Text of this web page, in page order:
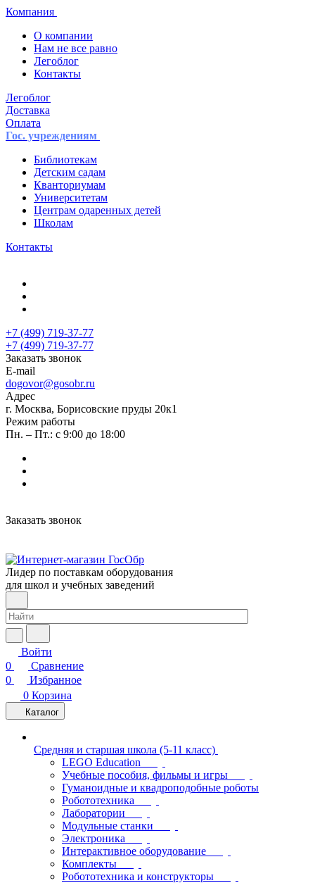
Компания
О компании
Нам не все равно
Легоблог
Контакты
Легоблог
Доставка
Оплата
Гос. учреждениям
Библиотекам
Детским садам
Кванториумам
Университетам
Центрам одаренных детей
Школам
Контакты
+7 (499) 719-37-77
+7 (499) 719-37-77
Заказать звонок
E-mail
dogovor@gosobr.ru
Адрес
г. Москва, Борисовские пруды 20к1
Режим работы
Пн. – Пт.: с 9:00 до 18:00
Заказать звонок
Лидер по поставкам оборудования
для школ и учебных заведений
Войти
0
Сравнение
0
Избранное
0 Корзина
Каталог
Средняя и старшая школа (5-11 класс)
LEGO Education
Учебные пособия, фильмы и игры
Гуманоидные и квадроподобные роботы
Робототехника
Лаборатории
Модульные станки
Электроника
Интерактивное оборудование
Комплекты
Робототехника и конструкторы